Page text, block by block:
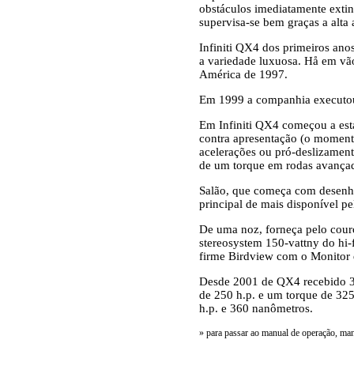
obstáculos imediatamente
supervisa-se bem graças a
Infiniti QX4 dos primeiros
a variedade luxuosa. Hå em
América de 1997.
Em 1999 a companhia
Em Infiniti QX4 começou a
contra apresentação (o
acelerações ou pró-
de um torque em rodas
Salão, que começa com
principal de mais disponível
De uma noz, forneça pelo
stereosystem 150-vattny do
firme Birdview com o Monitor
Desde 2001 de QX4 recebido
de 250 h.p. e um torque de
h.p. e 360 nanômetros.
» para passar ao manual de operação,